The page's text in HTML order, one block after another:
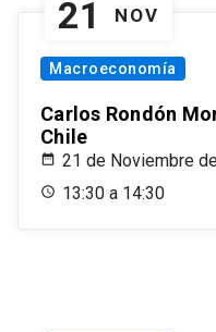
21 NOV
Macroeconomía
Carlos Rondón
Chile
21 de Noviembre
13:30 a 14:30